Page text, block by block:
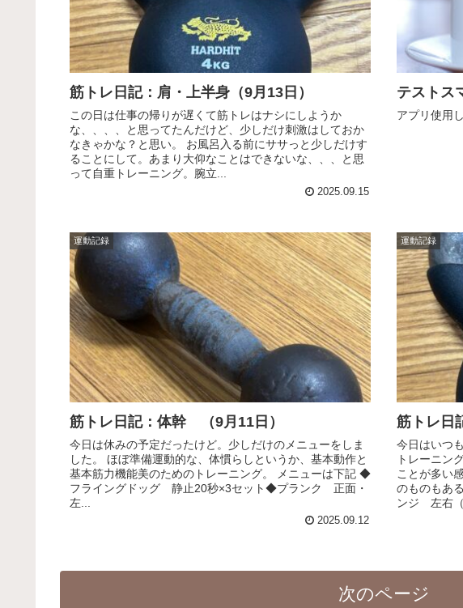
筋トレ日記：肩・上半身（9月13日）
この日は仕事の帰りが遅くて筋トレはナシにしようか
な、、、、と思ってたんだけど、少しだけ刺激はしておか
なきゃかな？と思い。 お風呂入る前にササっと少しだけす
ることにして。あまり大仰なことはできないな、、、と思
って自重トレーニング。腕立...
2025.09.15
テストス
アプリ使用
運動記録
筋トレ日記：体幹 （9月11日）
今日は休みの予定だったけど。少しだけのメニューをしま
した。 ほぼ準備運動的な、体慣らしというか、基本動作と
基本筋力機能美のためのトレーニング。 メニューは下記 ◆
フライングドッグ 静止20秒×3セット◆プランク 正面・
左...
2025.09.12
運動記録
筋トレ日
今日はいつ
トレーニン
ことが多い
のものもあ
ンジ 左右（
次のページ